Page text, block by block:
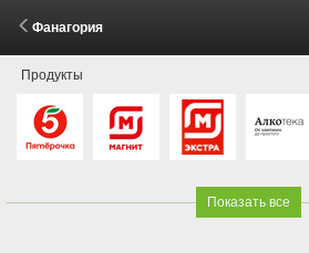
Фанагория
Продукты
Показать все